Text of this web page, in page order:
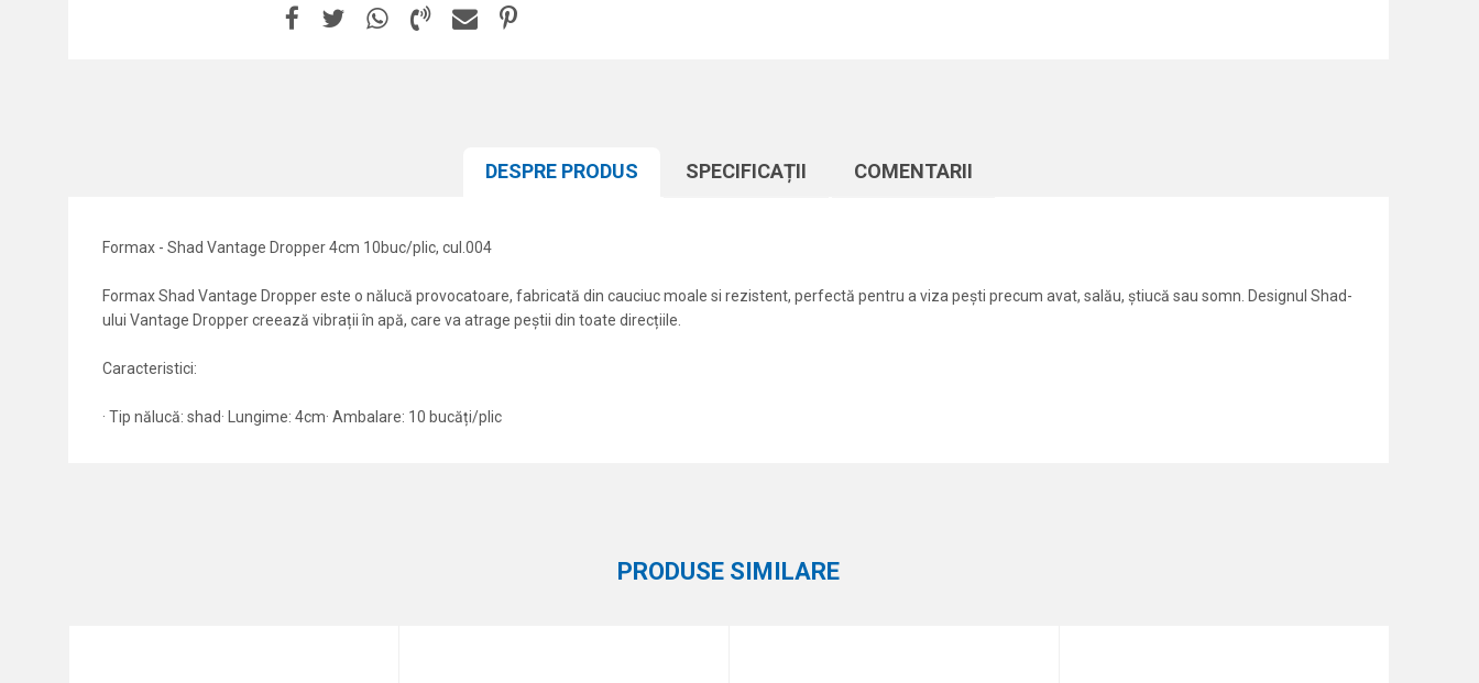
DESPRE PRODUS SPECIFICAȚII COMENTARII
Formax - Shad Vantage Dropper 4cm 10buc/plic, cul.004
Formax Shad Vantage Dropper este o nălucă provocatoare, fabricată din cauciuc moale si rezistent, perfectă pentru a viza pești precum avat, salău, știucă sau somn. Designul Shad-
ului Vantage Dropper creează vibrații în apă, care va atrage peștii din toate direcțiile.
Caracteristici:
· Tip nălucă: shad· Lungime: 4cm· Ambalare: 10 bucăți/plic
PRODUSE SIMILARE